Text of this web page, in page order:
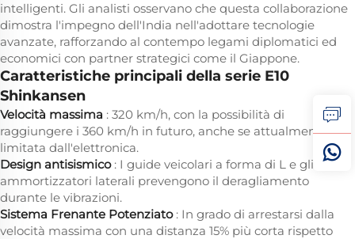
intelligenti. Gli analisti osservano che questa collaborazione
dimostra l'impegno dell'India nell'adottare tecnologie
avanzate, rafforzando al contempo legami diplomatici ed
economici con partner strategici come il Giappone.
Caratteristiche principali della serie E10
Shinkansen
Velocità massima : 320 km/h, con la possibilità di
raggiungere i 360 km/h in futuro, anche se attualmente
limitata dall'elettronica.
Design antisismico : I guide veicolari a forma di L e gli
ammortizzatori laterali prevengono il deragliamento
durante le vibrazioni.
Sistema Frenante Potenziato : In grado di arrestarsi dalla
velocità massima con una distanza 15% più corta rispetto